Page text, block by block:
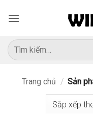
qua
dung
Tìm
kiếm:
Trang chủ / Sản